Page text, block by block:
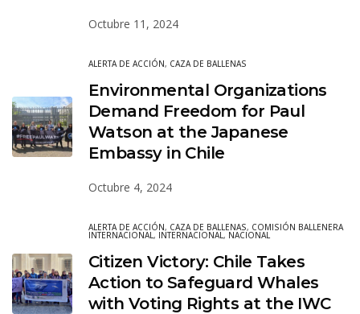
Octubre 11, 2024
ALERTA DE ACCIÓN, CAZA DE BALLENAS
Environmental Organizations
Demand Freedom for Paul
Watson at the Japanese
Embassy in Chile
Octubre 4, 2024
ALERTA DE ACCIÓN, CAZA DE BALLENAS, COMISIÓN BALLENERA
INTERNACIONAL, INTERNACIONAL, NACIONAL
Citizen Victory: Chile Takes
Action to Safeguard Whales
with Voting Rights at the IWC